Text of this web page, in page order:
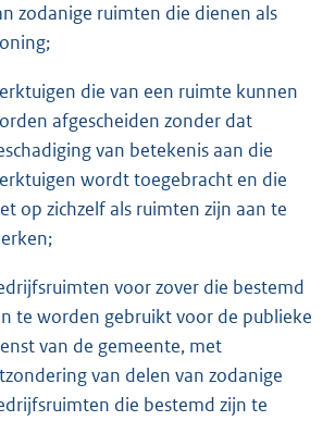
zodanige ruimten die dienen als
die van een ruimte kunnen
afgescheiden zonder dat
van betekenis aan die
wordt toegebracht en die
op zichzelf als ruimten zijn aan te
voor zover die bestemd
te worden gebruikt voor de publieke
van de gemeente, met
van delen van zodanige
die bestemd zijn te